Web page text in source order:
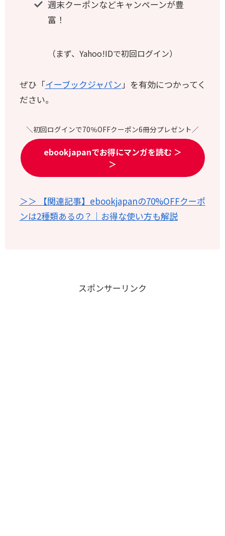
週末クーポンなどキャンペーンが豊
富！
（まず、Yahoo!IDで初回ログイン）
ぜひ「イーブックジャパン」を有効につかってく
ださい。
＼初回ログインで70％OFFクーポン6冊分プレゼント／
ebookjapanでお得にマンガを読む ＞
＞
＞＞ 【関連記事】ebookjapanの70%OFFクーポ
ンは2種類あるの？｜お得な使い方も解説
スポンサーリンク